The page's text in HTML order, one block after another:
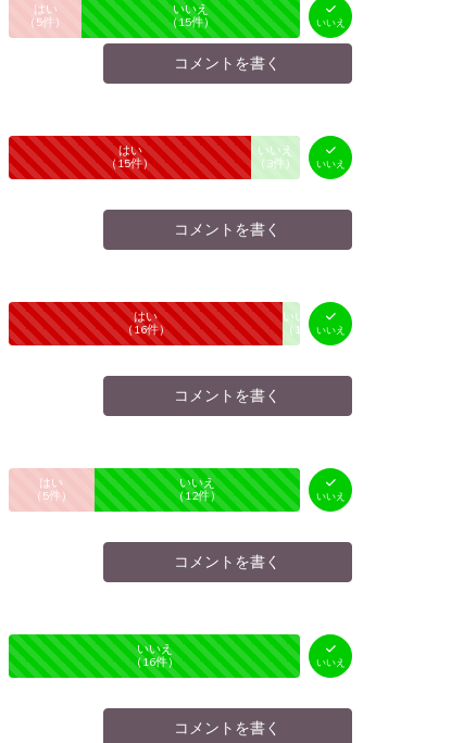
はい
（ 5件） 未投票
いいえ
（15件） いいえ
コメントを書く
はい
（15件） 未投票
いいえ
（ 3件） いいえ
コメントを書く
はい
（16件） 未投票
いいえ
（ 1 件）いいえ
コメントを書く
はい
（ 5件） 未投票
いいえ
（12件） いいえ
コメントを書く
はい
（0件）
未投票
いいえ
（16件） いいえ
コメントを書く